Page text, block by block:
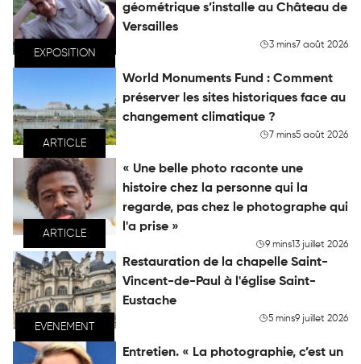
EXPOSITION
géométrique s’installe au Château de
Versailles
3 mins7 août 2026
ARTICLE
World Monuments Fund : Comment
préserver les sites historiques face au
changement climatique ?
7 mins5 août 2026
ARTICLE
« Une belle photo raconte une
histoire chez la personne qui la
regarde, pas chez le photographe qui
l'a prise »
9 mins13 juillet 2026
EVENEMENT
Restauration de la chapelle Saint-
Vincent-de-Paul à l'église Saint-
Eustache
5 mins9 juillet 2026
Entretien. « La photographie, c’est un